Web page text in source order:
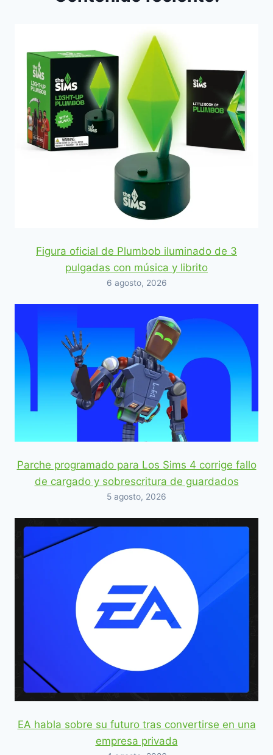
Figura oficial de Plumbob iluminado de 3
pulgadas con música y librito
6 agosto, 2026
Parche programado para Los Sims 4 corrige fallo
de cargado y sobrescritura de guardados
5 agosto, 2026
EA habla sobre su futuro tras convertirse en una
empresa privada